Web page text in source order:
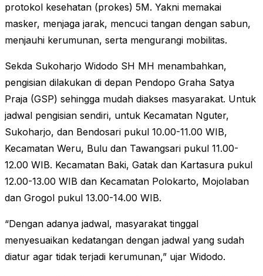
protokol kesehatan (prokes) 5M. Yakni memakai
masker, menjaga jarak, mencuci tangan dengan sabun,
menjauhi kerumunan, serta mengurangi mobilitas.
Sekda Sukoharjo Widodo SH MH menambahkan,
pengisian dilakukan di depan Pendopo Graha Satya
Praja (GSP) sehingga mudah diakses masyarakat. Untuk
jadwal pengisian sendiri, untuk Kecamatan Nguter,
Sukoharjo, dan Bendosari pukul 10.00-11.00 WIB,
Kecamatan Weru, Bulu dan Tawangsari pukul 11.00-
12.00 WIB. Kecamatan Baki, Gatak dan Kartasura pukul
12.00-13.00 WIB dan Kecamatan Polokarto, Mojolaban
dan Grogol pukul 13.00-14.00 WIB.
“Dengan adanya jadwal, masyarakat tinggal
menyesuaikan kedatangan dengan jadwal yang sudah
diatur agar tidak terjadi kerumunan,” ujar Widodo.